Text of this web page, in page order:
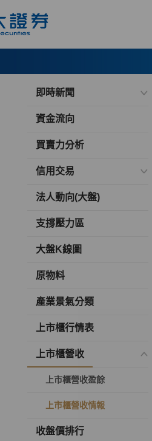
即時新聞
資金流向
買賣力分析
信用交易
法人動向(大盤)
支撐壓力區
大盤K線圖
原物料
產業景氣分類
上市櫃行情表
上市櫃營收
上市櫃營收盈餘
上市櫃營收情報
收盤價排行